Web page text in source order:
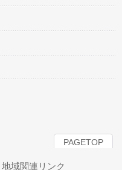
PAGETOP
地域関連リンク